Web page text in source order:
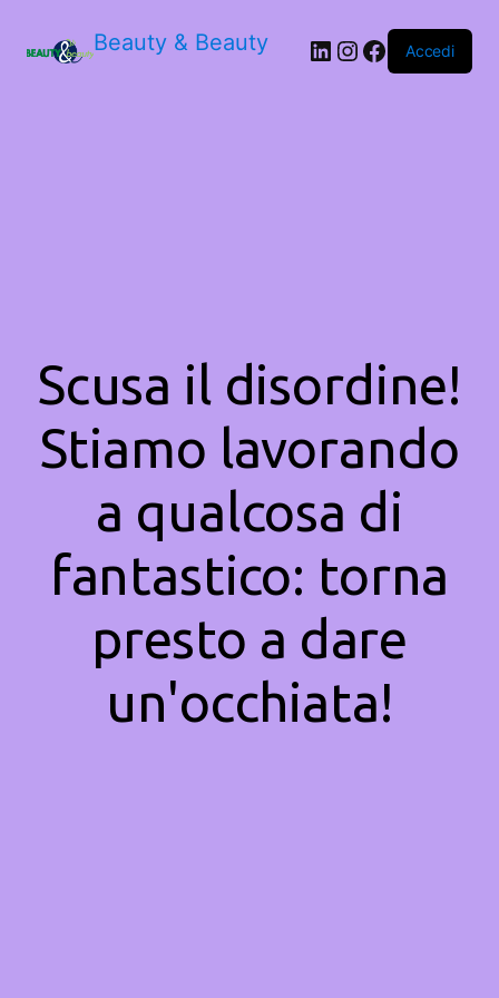
Beauty & Beauty LinkedIn
Instagram
Facebook
Accedi
Scusa il disordine!
Stiamo lavorando
a qualcosa di
fantastico: torna
presto a dare
un'occhiata!